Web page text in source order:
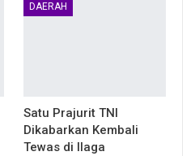
DAERAH
Satu Prajurit TNI
Dikabarkan Kembali
Tewas di Ilaga